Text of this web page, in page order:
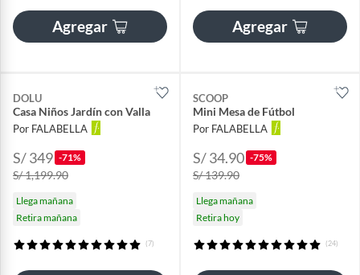
Agregar Agregar
DOLU
Casa Niños Jardín con Valla
Por FALABELLA
S/ 349 -71%
S/ 1,199.90
Llega mañana
Retira mañana
(7)
SCOOP
Mini Mesa de Fútbol
Por FALABELLA
S/ 34.90 -75%
S/ 139.90
Llega mañana
Retira hoy
(24)